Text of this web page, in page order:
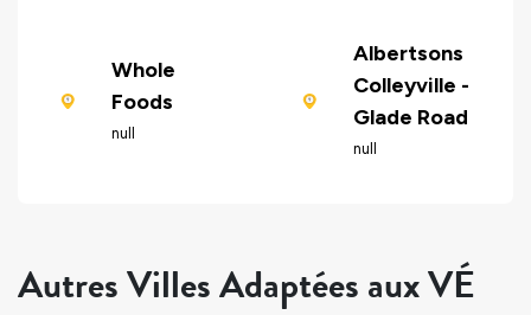
Whole
Foods
null
Albertsons
Colleyville -
Glade Road
null
Autres Villes Adaptées aux VÉ